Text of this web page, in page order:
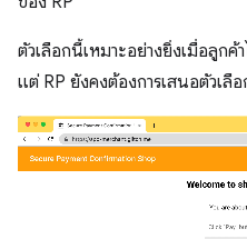
ตัวเลือกนี้เหมาะอย่างยิ่งเมื่อลูกค้
แต่ RP ยังคงต้องการเสนอตัวเลื